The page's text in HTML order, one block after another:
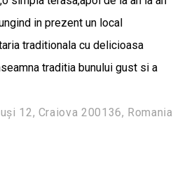
in prezent un local
traditionala cu delicioasa
traditia bunului gust si a
12, Craiova 200136, Romania